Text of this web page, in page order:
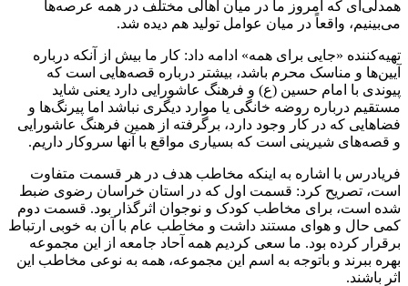
همدلی‌ای که امروز ما در میان اهالی مختلف در همه عرصه‌ها
می‌بینیم، واقعاً در میان عوامل تولید هم دیده شد.
تهیه‌کننده «جایی برای همه» ادامه داد: کار ما بیش از آنکه درباره
آیین‌ها و مناسک محرم باشد، بیشتر درباره قصه‌هایی است که
پیوندی با امام حسین (ع) و فرهنگ عاشورایی دارد یعنی شاید
مستقیم درباره روضه خانگی یا موارد دیگری نباشد اما پیرنگ‌ها و
فضاهایی که در کار وجود دارد، برگرفته از همین فرهنگ عاشورایی
و قصه‌های شیرینی است که بسیاری مواقع با آنها سروکار داریم.
فریادرس با اشاره به اینکه مخاطب هدف در هر قسمت متفاوت
است، تصریح کرد: قسمت اول که در استان خراسان رضوی ضبط
شده است، برای مخاطب کودک و نوجوان اثرگذار بود. قسمت دوم
کمی حال و هوای مستند داشت و مخاطب عام با آن به خوبی ارتباط
برقرار کرده بود. ما سعی کردیم همه آحاد جامعه از این مجموعه
بهره ببرند و باتوجه به اسم این مجموعه، همه به نوعی مخاطب این
اثر باشند.